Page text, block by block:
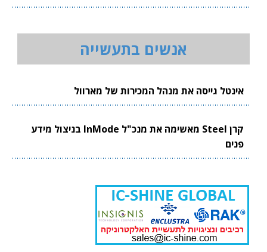
אנשים בתעשייה
אינטל גייסה את מנהל המכירות של מארוול
קרן Steel מאשימה את מנכ"ל InMode בניצול מידע
פנים